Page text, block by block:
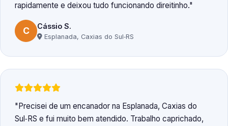
rapidamente e deixou tudo funcionando direitinho.
C Cássio S.
Esplanada, Caxias do Sul‑RS
Precisei de um encanador na Esplanada, Caxias do
Sul‑RS e fui muito bem atendido. Trabalho caprichado,